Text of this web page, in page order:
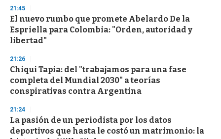
d
s
21:45
El nuevo rumbo que promete Abelardo De la
Espriella para Colombia: "Orden, autoridad y
libertad"
21:26
Chiqui Tapia: del "trabajamos para una fase
completa del Mundial 2030" a teorías
conspirativas contra Argentina
21:24
La pasión de un periodista por los datos
deportivos que hasta le costó un matrimonio: la